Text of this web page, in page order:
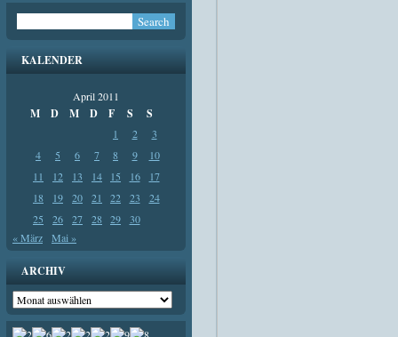
KALENDER
April 2011
M D M D F S S
1 2
3
4
5 6 7 8 9
10
11
12 13 14 15 16
17
18
19 20 21 22 23
24
25
26 27 28 29
30
« März
Mai »
ARCHIV
Archiv